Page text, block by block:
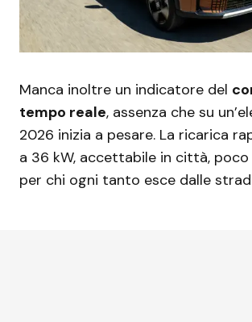
Manca inoltre un indicatore del
tempo reale, assenza che su
2026 inizia a pesare. La ricarica
a 36 kW, accettabile in città,
per chi ogni tanto esce dalle